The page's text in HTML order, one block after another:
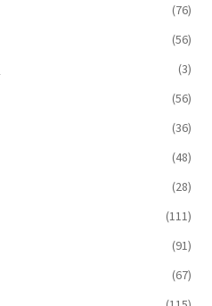
(76)
(56)
(3)
(56)
(36)
(48)
(28)
(111)
(91)
(67)